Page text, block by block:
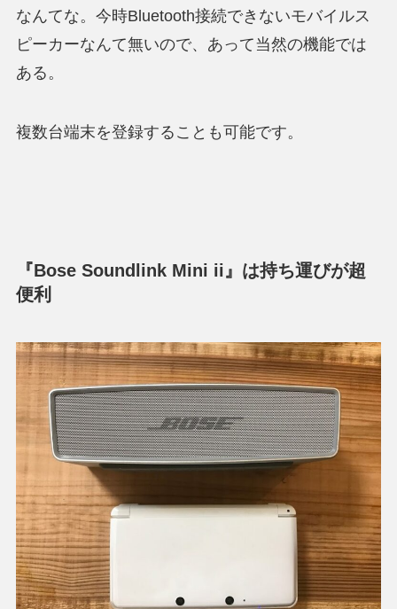
なんてな。今時Bluetooth接続できないモバイルス
ピーカーなんて無いので、あって当然の機能では
ある。
複数台端末を登録することも可能です。
『Bose Soundlink Mini ii』は持ち運びが超
便利